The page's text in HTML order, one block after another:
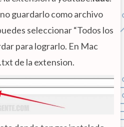
guardarlo como archivo
seleccionar “Todos los
para lograrlo. En Mac
de la extension.